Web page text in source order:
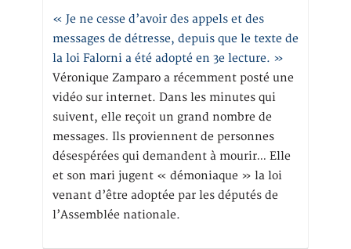
« Je ne cesse d’avoir des appels et des
messages de détresse, depuis que le texte de
la loi Falorni a été adopté en 3e lecture. »
Véronique Zamparo a récemment posté une
vidéo sur internet. Dans les minutes qui
suivent, elle reçoit un grand nombre de
messages. Ils proviennent de personnes
désespérées qui demandent à mourir… Elle
et son mari jugent « démoniaque » la loi
venant d’être adoptée par les députés de
l’Assemblée nationale.